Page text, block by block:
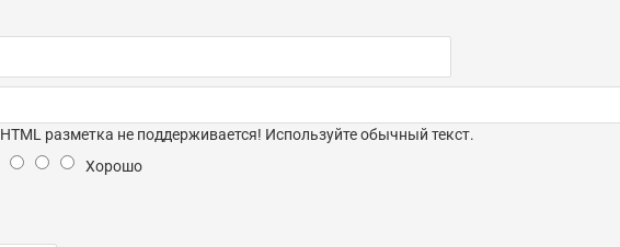
HTML разметка не поддерживается! Используйте обычный текст.
Хорошо